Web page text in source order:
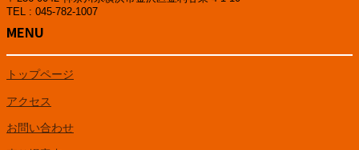
TEL : 045-782-1007
MENU
トップページ
アクセス
お問い合わせ